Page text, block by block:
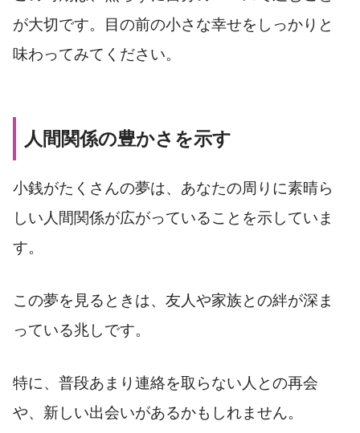
が大切です。目の前の小さな幸せをしっかりと
味わってみてください。
人間関係の豊かさを示す
小銭がたくさんの夢は、あなたの周りに素晴ら
しい人間関係が広がっていることを示していま
す。
この夢を見るときは、友人や家族との絆が深ま
っている兆しです。
特に、普段あまり連絡を取らない人との再会
や、新しい出会いがあるかもしれません。